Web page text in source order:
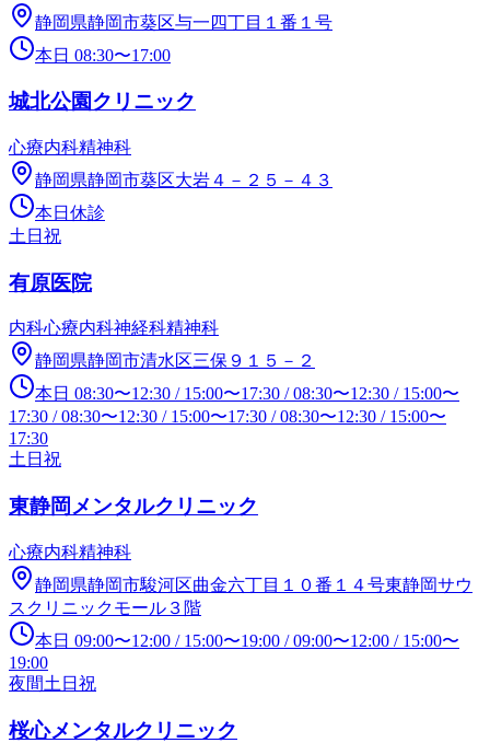
静岡県静岡市葵区与一四丁目１番１号
本日 08:30〜17:00
城北公園クリニック
心療内科精神科
静岡県静岡市葵区大岩４－２５－４３
本日休診
土日祝
有原医院
内科心療内科神経科精神科
静岡県静岡市清水区三保９１５－２
本日 08:30〜12:30 / 15:00〜17:30 /08:30〜12:30 / 15:00〜
17:30 /08:30〜12:30 / 15:00〜17:30 /08:30〜12:30 / 15:00〜
17:30
土日祝
東静岡メンタルクリニック
心療内科精神科
静岡県静岡市駿河区曲金六丁目１０番１４号東静岡サウ
スクリニックモール３階
本日 09:00〜12:00 / 15:00〜19:00 /09:00〜12:00 / 15:00〜
19:00
夜間土日祝
桜心メンタルクリニック